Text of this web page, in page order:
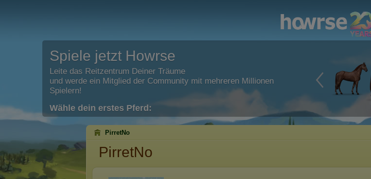
Spiele jetzt Howrse
Leite das Reitzentrum Deiner Träume
und werde ein Mitglied der Community mit mehreren Millionen
Spielern!
Wähle dein erstes Pferd:
PirretNo
PirretNo